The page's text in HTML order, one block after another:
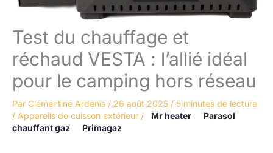
Test du chauffage et
réchaud VESTA : l’allié idéal
pour le camping hors réseau
Par Clémentine Ardenis / 26 août 2025 / 5 minutes de lecture
/ Appareils de cuisson extérieur / Mr heater
Parasol
chauffant gaz
Primagaz